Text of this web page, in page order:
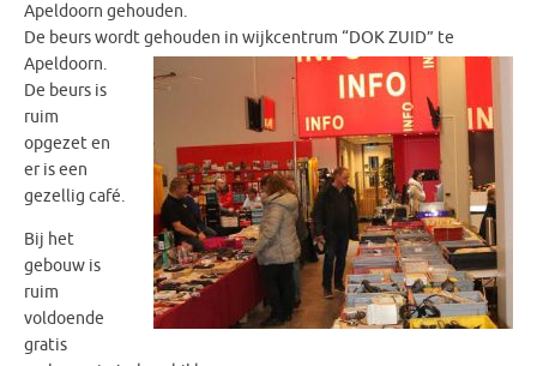
Apeldoorn gehouden.
De beurs wordt gehouden in wijkcentrum “DOK ZUID” te
Apeldoorn.
De beurs is
ruim
opgezet en
er is een
gezellig café.
Bij het
gebouw is
ruim
voldoende
gratis